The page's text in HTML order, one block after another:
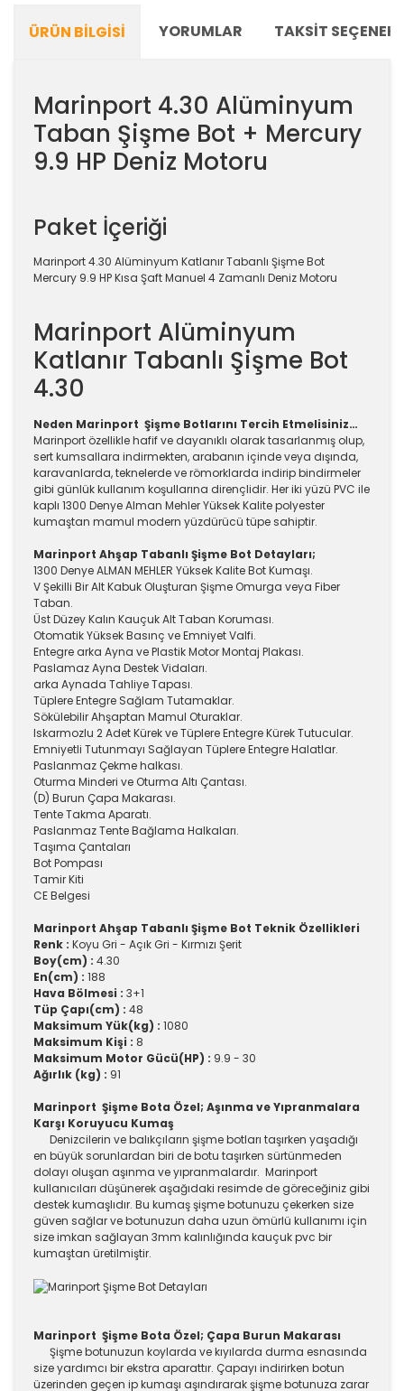
ÜRÜN BILGISI YORUMLAR TAKSIT
Marinport 4.30 Alüminyum
Taban Şişme Bot + Mercury
9.9 HP Deniz Motoru
Paket İçeriği
Marinport 4.30 Alüminyum Katlanır Tabanlı Şişme Bot
Mercury 9.9 HP Kısa Şaft Manuel 4 Zamanlı Deniz Motoru
Marinport Alüminyum
Katlanır Tabanlı Şişme Bot
4.30
Neden Marinport Şişme Botlarını Tercih Etmelisiniz…
Marinport özellikle hafif ve dayanıklı olarak tasarlanmış olup,
sert kumsallara indirmekten, arabanın içinde veya dışında,
karavanlarda, teknelerde ve römorklarda indirip bindirmeler
gibi günlük kullanım koşullarına dirençlidir. Her iki yüzü PVC ile
kaplı 1300 Denye Alman Mehler Yüksek Kalite polyester
kumaştan mamul modern yüzdürücü tüpe sahiptir.
Marinport Ahşap Tabanlı Şişme Bot Detayları;
1300 Denye ALMAN MEHLER Yüksek Kalite Bot Kumaşı.
V Şekilli Bir Alt Kabuk Oluşturan Şişme Omurga veya Fiber
Taban.
Üst Düzey Kalın Kauçuk Alt Taban Koruması.
Otomatik Yüksek Basınç ve Emniyet Valfi.
Entegre arka Ayna ve Plastik Motor Montaj Plakası.
Paslamaz Ayna Destek Vidaları.
arka Aynada Tahliye Tapası.
Tüplere Entegre Sağlam Tutamaklar.
Sökülebilir Ahşaptan Mamul Oturaklar.
Iskarmozlu 2 Adet Kürek ve Tüplere Entegre Kürek Tutucular.
Emniyetli Tutunmayı Sağlayan Tüplere Entegre Halatlar.
Paslanmaz Çekme halkası.
Oturma Minderi ve Oturma Altı Çantası.
(D) Burun Çapa Makarası.
Tente Takma Aparatı.
Paslanmaz Tente Bağlama Halkaları.
Taşıma Çantaları
Bot Pompası
Tamir Kiti
CE Belgesi
Marinport Ahşap Tabanlı Şişme Bot Teknik Özellikleri
Renk : Koyu Gri - Açık Gri - Kırmızı Şerit
Boy(cm) : 4.30
En(cm) : 188
Hava Bölmesi : 3+1
Tüp Çapı(cm) : 48
Maksimum Yük(kg) : 1080
Maksimum Kişi : 8
Maksimum Motor Gücü(HP) : 9.9 - 30
Ağırlık (kg) : 91
Marinport Şişme Bota Özel; Aşınma ve Yıpranmalara
Karşı Koruyucu Kumaş
Denizcilerin ve balıkçıların şişme botları taşırken yaşadığı
en büyük sorunlardan biri de botu taşırken sürtünmeden
dolayı oluşan aşınma ve yıpranmalardır. Marinport
kullanıcıları düşünerek aşağıdaki resimde de göreceğiniz gibi
destek kumaşlıdır. Bu kumaş şişme botunuzu çekerken size
güven sağlar ve botunuzun daha uzun ömürlü kullanımı için
size imkan sağlayan 3mm kalınlığında kauçuk pvc bir
kumaştan üretilmiştir.
Marinport Şişme Bota Özel; Çapa Burun Makarası
Şişme botunuzun koylarda ve kıyılarda durma esnasında
size yardımcı bir ekstra aparattır. Çapayı indirirken botun
üzerinden geçen ip kumaşı aşındırarak şişme botunuza zarar